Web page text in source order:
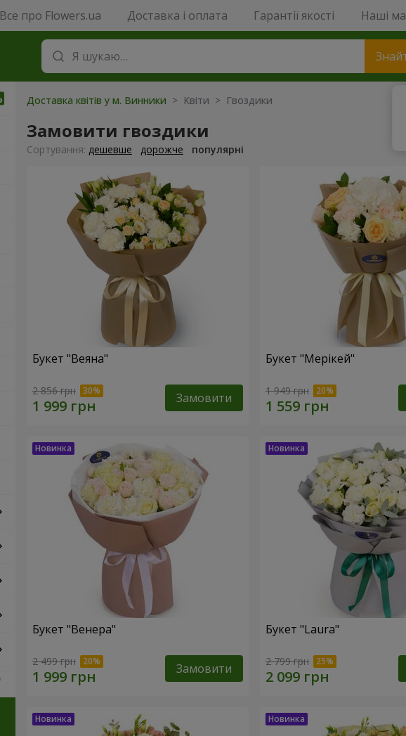
Все про Flowers.ua Доставка і оплата Гарантії якості Наші
Доставка квітів у м. Винники > Квіти > Гвоздики
Замовити гвоздики
Сортування: дешевше дорожче популярні
Букет "Веяна"
2 856 грн Замовити
Букет "Мерікей"
1 949 грн
Букет "Венера"
2 499 грн Замовити
Букет "Laura"
2 799 грн